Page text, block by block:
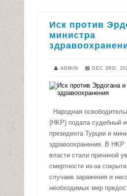
Иск против
министра
ADMIN DEC 3RD,
Народная
(HKP) подала судебный
президента Турции и
здравоохранения. В HKP
власти стали причиной
смертности из-за
случаев заражения и
необходимых мер